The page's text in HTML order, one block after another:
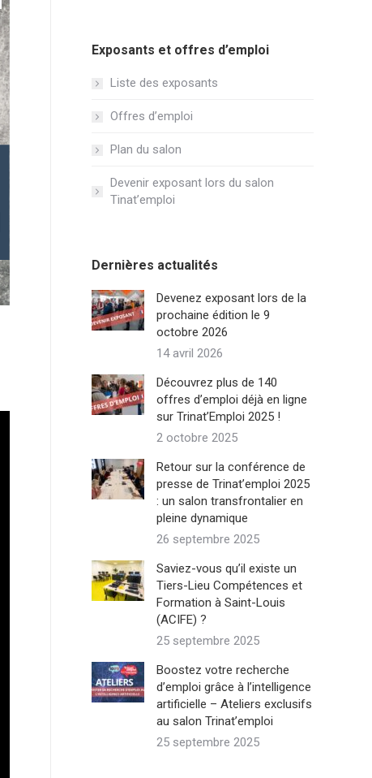
Exposants et offres d’emploi
Liste des exposants
Offres d’emploi
Plan du salon
Devenir exposant lors du salon
Tinat’emploi
Dernières actualités
Devenez exposant lors de la
prochaine édition le 9
octobre 2026
14 avril 2026
Découvrez plus de 140
offres d’emploi déjà en ligne
sur Trinat’Emploi 2025 !
2 octobre 2025
Retour sur la conférence de
presse de Trinat’emploi 2025
: un salon transfrontalier en
pleine dynamique
26 septembre 2025
Saviez-vous qu’il existe un
Tiers-Lieu Compétences et
Formation à Saint-Louis
(ACIFE) ?
25 septembre 2025
Boostez votre recherche
d’emploi grâce à l’intelligence
artificielle – Ateliers exclusifs
au salon Trinat’emploi
25 septembre 2025